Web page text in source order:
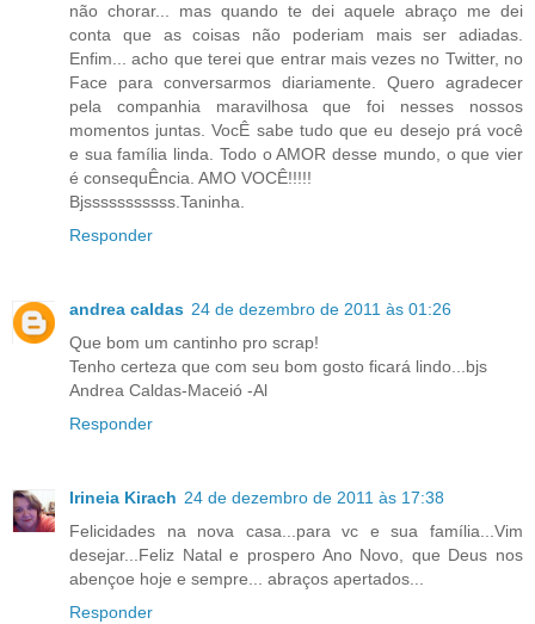
não chorar... mas quando te dei aquele abraço me dei
conta que as coisas não poderiam mais ser adiadas.
Enfim... acho que terei que entrar mais vezes no Twitter, no
Face para conversarmos diariamente. Quero agradecer
pela companhia maravilhosa que foi nesses nossos
momentos juntas. VocÊ sabe tudo que eu desejo prá você
e sua família linda. Todo o AMOR desse mundo, o que vier
é consequÊncia. AMO VOCÊ!!!!!
Bjsssssssssss.Taninha.
Responder
andrea caldas 24 de dezembro de 2011 às 01:26
Que bom um cantinho pro scrap!
Tenho certeza que com seu bom gosto ficará lindo...bjs
Andrea Caldas-Maceió -Al
Responder
Irineia Kirach 24 de dezembro de 2011 às 17:38
Felicidades na nova casa...para vc e sua família...Vim
desejar...Feliz Natal e prospero Ano Novo, que Deus nos
abençoe hoje e sempre... abraços apertados...
Responder